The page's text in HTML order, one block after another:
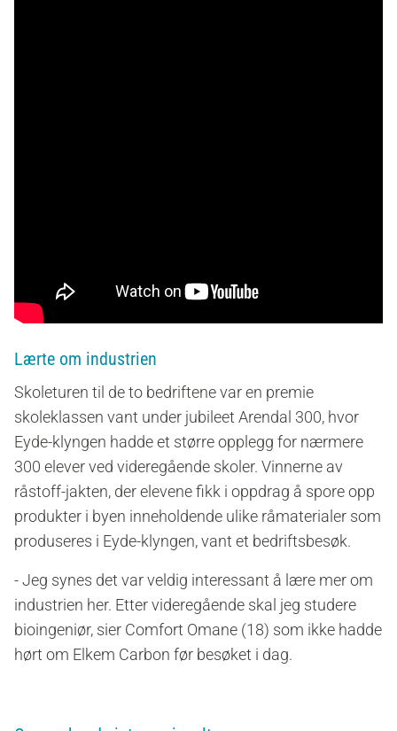
Lærte om industrien
Skoleturen til de to bedriftene var en premie
skoleklassen vant under jubileet Arendal 300, hvor
Eyde-klyngen hadde et større opplegg for nærmere
300 elever ved videregående skoler. Vinnerne av
råstoff-jakten, der elevene fikk i oppdrag å spore opp
produkter i byen inneholdende ulike råmaterialer som
produseres i Eyde-klyngen, vant et bedriftsbesøk.
- Jeg synes det var veldig interessant å lære mer om
industrien her. Etter videregående skal jeg studere
bioingeniør, sier Comfort Omane (18) som ikke hadde
hørt om Elkem Carbon før besøket i dag.